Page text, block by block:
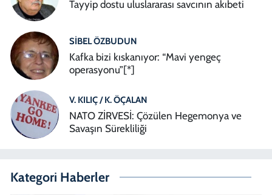
Tayyip dostu uluslararası savcının akıbeti
SIBEL ÖZBUDUN
Kafka bizi kıskanıyor: “Mavi yengeç
operasyonu”[*]
V. KILIÇ / K. ÖÇALAN
NATO ZİRVESİ: Çözülen Hegemonya ve
Savaşın Sürekliliği
Kategori Haberler